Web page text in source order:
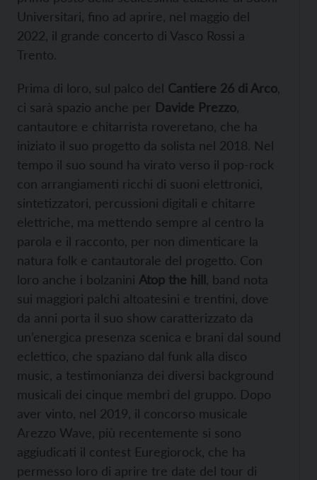
Universitari, fino ad aprire, nel maggio del
2022, il grande concerto di Vasco Rossi a
Trento.
Prima di loro, sul palco del Cantiere 26 di Arco
ci sarà spazio anche per Davide Prezzo
cantautore e chitarrista roveretano, che ha
iniziato il suo progetto da solista nel 2018. Nel
tempo il suo sound ha virato verso il pop-rock
con arrangiamenti ricchi di suoni elettronici,
sintetizzatori, percussioni digitali e chitarre
elettriche, ma mettendo sempre al centro la
parola e il racconto, per non dimenticare la
natura folk e cantautorale del progetto. Con
loro anche i bolzanini Atop the hill , band nota
sui maggiori palchi altoatesini e trentini, dove
da anni porta il suo show caratterizzato da
un’energica presenza scenica e brani dal sound
eclettico, che spaziano dal funk alla disco
music, a testimonianza dei diversi background
musicali dei cinque membri del gruppo. Dopo
aver vinto, nel 2019, il concorso musicale
Arezzo Wave, più recentemente si sono
aggiudicati il contest Euregiorock, che ha
permesso loro di aprire tre date del tour di